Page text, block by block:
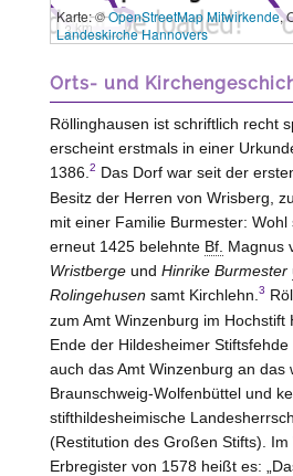
3 km
Karte: ©OpenStreetMap Mitwirkende,
Landeskirche Hannovers
Orts- und
Röllinghausen ist schriftlich recht
erscheint erstmals in einer
1386. 2 Das Dorf war seit der
Besitz der Herren von Wrisberg ,
mit einer Familie Burmester: Wohl
erneut 1425 belehnte Bf. Magnus
Wristbergeund Hinrike Burmester
Rolingehusen samt Kirchlehn. 3
zum Amt Winzenburg im Hochstift
Ende der Hildesheimer
auch das Amt Winzenburg an das
Braunschweig-Wolfenbüttel und
stifthildesheimische
(Restitution des Großen Stifts).
Erbregister von 1578 heißt es: